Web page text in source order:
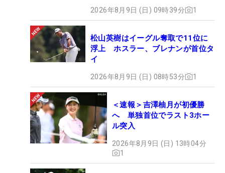
2026年8月9日 (日) 09時39分 1
松山英樹はイーグル奪取で11位に
浮上 ホスラー、ブレナンが首位タ
イ
2026年8月9日 (日) 08時53分 1
＜速報＞吉澤柚月が初優勝
へ 単独首位でラスト3ホー
ル突入
2026年8月9日 (日) 13時04分
1